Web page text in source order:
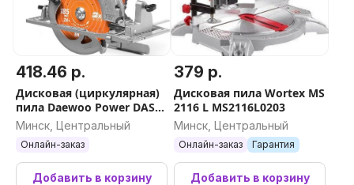
418.46 р.
Дисковая (циркулярная)
пила Daewoo Power DAS
1821Li (без АКБ)
Минск, Центральный
Онлайн-заказ
Добавить в корзину
379 р.
Дисковая пила Wortex MS
2116 L MS2116L0203
Минск, Центральный
Онлайн-заказ Гарантия
Добавить в корзину